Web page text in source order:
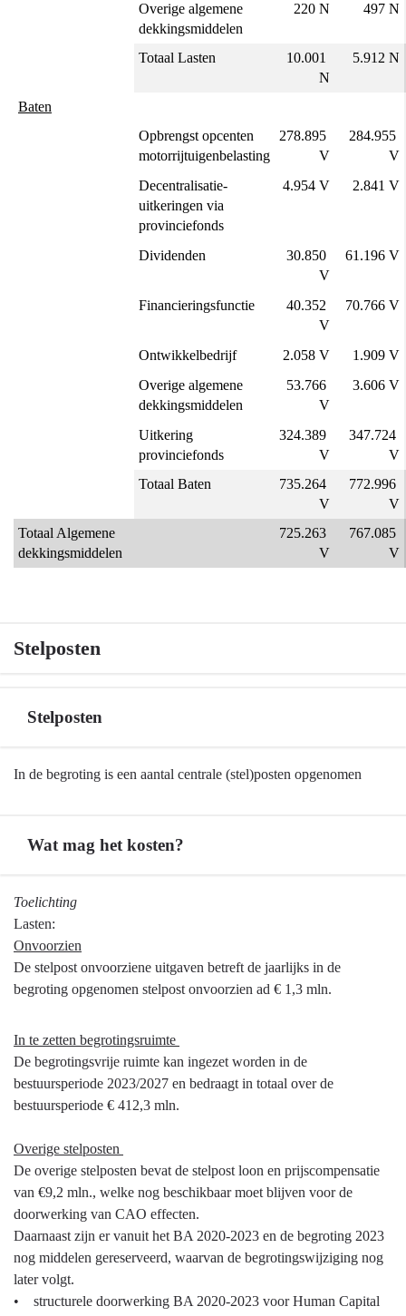
Overige algemene
dekkingsmiddelen
220 N 497 N
Totaal Lasten
10.001
N
5.912 N
Baten
Opbrengst opcenten
motorrijtuigenbelasting
278.895
V
284.955
V
Decentralisatie-
uitkeringen via
provinciefonds
4.954 V 2.841 V
Dividenden
30.850
V
61.196 V
Financieringsfunctie
40.352
V
70.766 V
Ontwikkelbedrijf 2.058 V
1.909 V
Overige algemene
dekkingsmiddelen
53.766
V
3.606 V
Uitkering
provinciefonds
324.389
V
347.724
V
Totaal Baten
735.264
V
772.996
V
Totaal Algemene
dekkingsmiddelen
725.263
V
767.085
V
Stelposten
Stelposten
Terug
Stelposten
In de begroting is een aantal centrale (stel)posten opgenomen
Wat mag het kosten?
Terug
naar
navigatie
Stelposten
Wat
mag
het
kosten?
Toelichting
Lasten:
Onvoorzien
De stelpost onvoorziene uitgaven betreft de jaarlijks in de
begroting opgenomen stelpost onvoorzien ad € 1,3 mln.
In te zetten begrotingsruimte
De begrotingsvrije ruimte kan ingezet worden in de
bestuursperiode 2023/2027 en bedraagt in totaal over de
bestuursperiode € 412,3 mln.
Overige stelposten
De overige stelposten bevat de stelpost loon en prijscompensatie
van €9,2 mln., welke nog beschikbaar moet blijven voor de
doorwerking van CAO effecten.
Daarnaast zijn er vanuit het BA 2020-2023 en de begroting 2023
nog middelen gereserveerd, waarvan de begrotingswijziging nog
later volgt.
• structurele doorwerking BA 2020-2023 voor Human Capital